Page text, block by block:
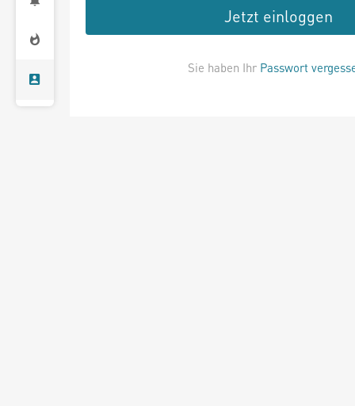
Jetzt einloggen
Sie haben Ihr Passwort